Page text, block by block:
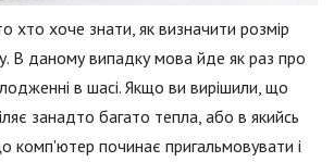
хто хоче знати, як визначити розмір
В даному випадку мова йде як раз про
в шасі. Якщо ви вирішили, що
занадто багато тепла, або в якийсь
комп'ютер починає пригальмовувати і